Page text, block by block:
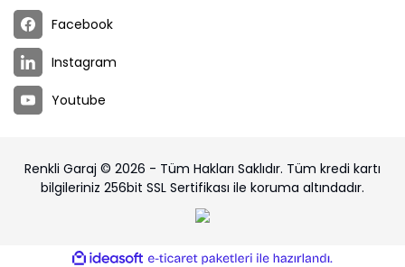
Facebook
Instagram
Youtube
Renkli Garaj © 2026 - Tüm Hakları Saklıdır. Tüm kredi kartı
bilgileriniz 256bit SSL Sertifikası ile koruma altındadır.
ideasoft e-